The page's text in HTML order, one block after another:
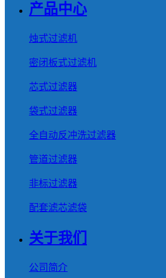
产品中心
烛式过滤机
密闭板式过滤机
芯式过滤器
袋式过滤器
全自动反冲洗过滤器
管道过滤器
非标过滤器
配套滤芯滤袋
关于我们
公司简介